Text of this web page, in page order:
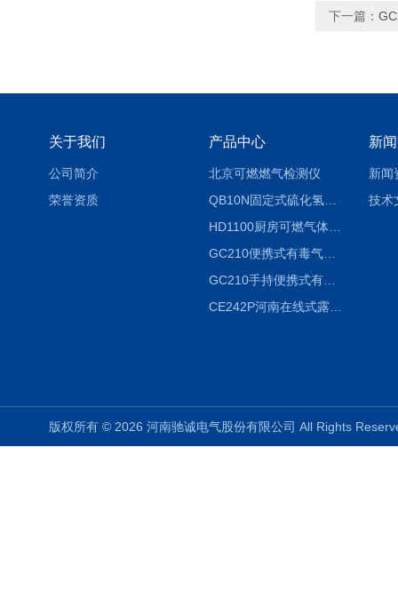
下一篇：
关于我们
公司简介
荣誉资质
产品中心
北京可燃燃气检测仪
QB10N固定式硫化氢气体检测仪H2S气体泄漏探头
HD1100厨房可燃气体泄漏浓度探测器天然气检测仪
GC210便携式有毒气体浓度探测器氨气检测仪养殖场
GC210手持便携式有毒CL2气体探测器氯气检测仪
CE242P河南在线式露点仪
新
新闻
技术
版权所有 © 2026 河南驰诚电气股份有限公司 All Rights